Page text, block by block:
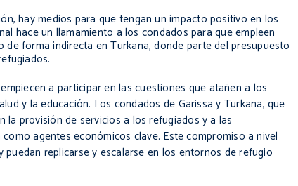
hay medios para que tengan un impacto positivo en los
hace un llamamiento a los condados para que empleen
forma indirecta en Turkana, donde parte del presupuesto
empiecen a participar en las cuestiones que atañen a los
y la educación. Los condados de Garissa y Turkana, que
la provisión de servicios a los refugiados y a las
agentes económicos clave. Este compromiso a nivel
puedan replicarse y escalarse en los entornos de refugio